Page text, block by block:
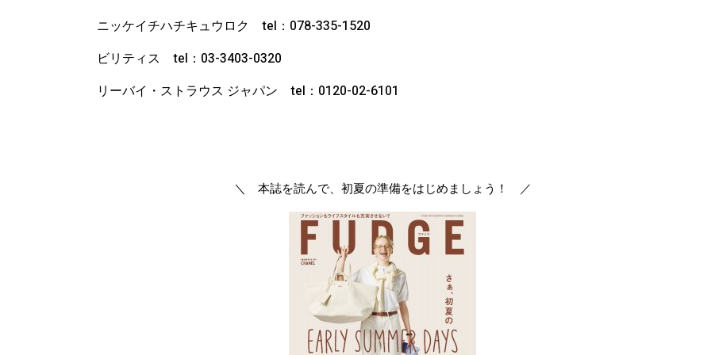
ニッケイチハチキュウロク tel：078-335-1520
ビリティス tel：03-3403-0320
リーバイ・ストラウス ジャパン tel：0120-02-6101
＼ 本誌を読んで、初夏の準備をはじめましょう！ ／